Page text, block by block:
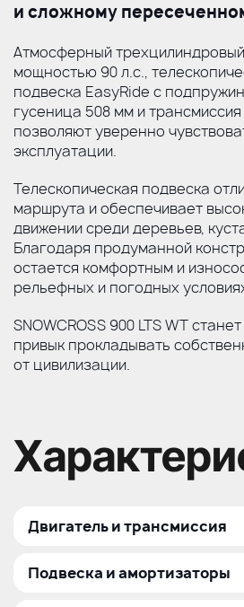
и сложному
Атмосферный
мощностью 90 л.с.,
подвеска EasyRide с
гусеница 508 мм и
позволяют уверенно
эксплуатации.
Телескопическая подвеска
маршрута и обеспечивает
движении среди деревьев,
Благодаря продуманной
остается комфортным и
рельефных и погодных
SNOWCROSS 900 LTS WT
привык прокладывать
от цивилизации.
Двигатель и трансмиссия
Тип двигателя
Атмосферный рядный,
Подвеска и амортизаторы